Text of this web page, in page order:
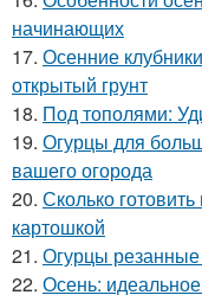
начинающих
17. Осенние
открытый грунт
18. Под тополями:
19. Огурцы для
вашего огорода
20. Сколько
картошкой
21. Огурцы
22. Осень: